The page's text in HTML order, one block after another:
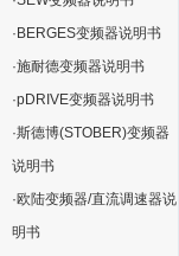
· BERGES变频器说明书
·施耐德变频器说明书
·pDRIVE变频器说明书
·斯德博(STOBER)变频器
说明书
·欧陆变频器/直流调速器说
明书